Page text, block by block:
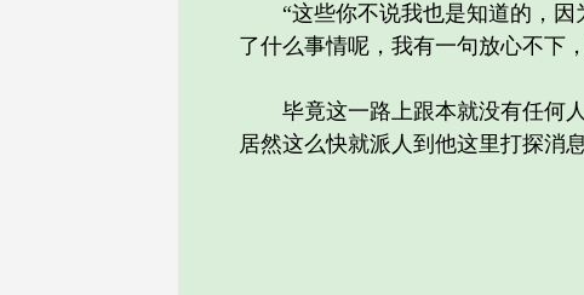
“这些你不说我也是知道的，因
了什么事情呢，我有一句放心不下
毕竟这一路上跟本就没有任何人
居然这么快就派人到他这里打探消息